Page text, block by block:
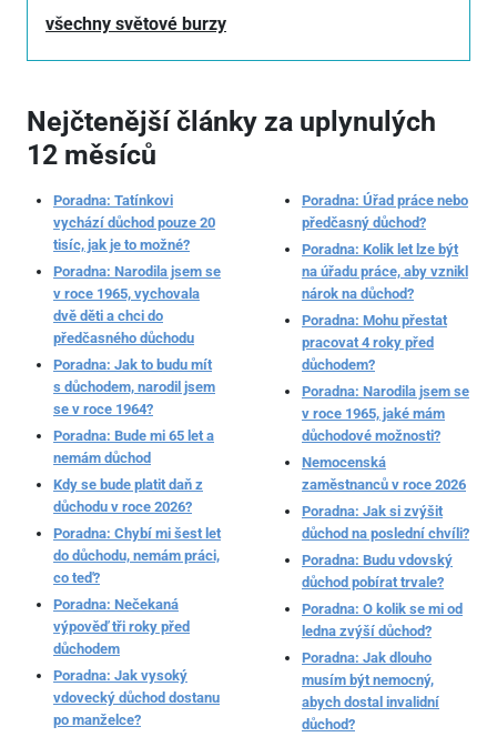
všechny světové burzy
Nejčtenější články za uplynulých
12 měsíců
Poradna: Tatínkovi
vychází důchod pouze 20
tisíc, jak je to možné?
Poradna: Narodila jsem se
v roce 1965, vychovala
dvě děti a chci do
předčasného důchodu
Poradna: Jak to budu mít
s důchodem, narodil jsem
se v roce 1964?
Poradna: Bude mi 65 let a
nemám důchod
Kdy se bude platit daň z
důchodu v roce 2026?
Poradna: Chybí mi šest let
do důchodu, nemám práci,
co teď?
Poradna: Nečekaná
výpověď tři roky před
důchodem
Poradna: Jak vysoký
vdovecký důchod dostanu
po manželce?
Poradna: Úřad práce nebo
předčasný důchod?
Poradna: Kolik let lze být
na úřadu práce, aby vznikl
nárok na důchod?
Poradna: Mohu přestat
pracovat 4 roky před
důchodem?
Poradna: Narodila jsem se
v roce 1965, jaké mám
důchodové možnosti?
Nemocenská
zaměstnanců v roce 2026
Poradna: Jak si zvýšit
důchod na poslední chvíli?
Poradna: Budu vdovský
důchod pobírat trvale?
Poradna: O kolik se mi od
ledna zvýší důchod?
Poradna: Jak dlouho
musím být nemocný,
abych dostal invalidní
důchod?